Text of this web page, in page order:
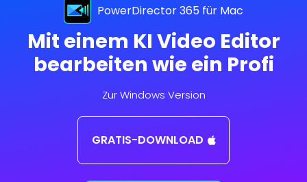
PowerDirector 365 für Mac
Mit einem KI Video Editor
bearbeiten wie ein Profi
Zur Windows Version
GRATIS-DOWNLOAD